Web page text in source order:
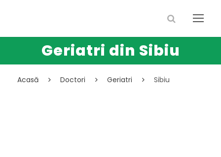
Geriatri din Sibiu
Acasă Doctori Geriatri Sibiu